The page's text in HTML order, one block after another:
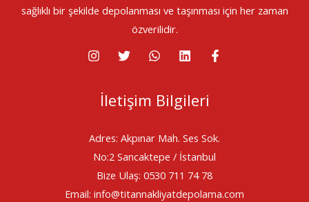
sağlıklı bir şekilde depolanması ve taşınması için her zaman
özverilidir.
İletişim Bilgileri
Adres: Akpınar Mah. Ses Sok.
No:2 Sancaktepe / İstanbul
Bize Ulaş: 0530 711 74 78
Email: info@titannakliyatdepolama.com